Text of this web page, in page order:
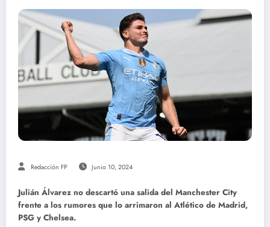
Redacción FP Junio 10, 2024
Julián Álvarez no descartó una salida del Manchester City
frente a los rumores que lo arrimaron al Atlético de Madrid,
PSG y Chelsea.